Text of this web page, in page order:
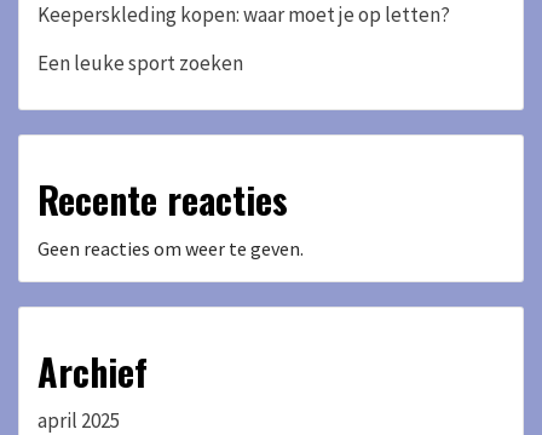
Keeperskleding kopen: waar moet je op letten?
Een leuke sport zoeken
Recente reacties
Geen reacties om weer te geven.
Archief
april 2025